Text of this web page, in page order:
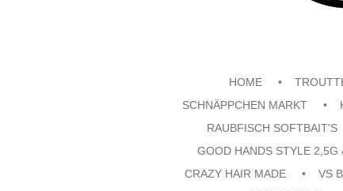
HOME
SCHNÄPPCHEN MARKT
RAUBFISCH SOFTBAIT'S
GOOD HANDS STYLE 2,5G
CRAZY HAIR MADE
VS